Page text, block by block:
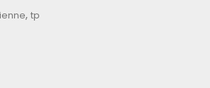
, tp